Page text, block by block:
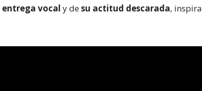
entrega vocaly desu actitud descarada,